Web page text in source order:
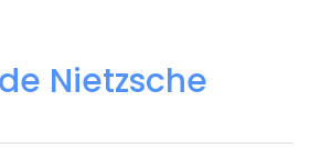
Nietzsche